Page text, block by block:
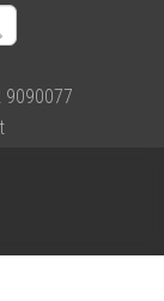
9090077